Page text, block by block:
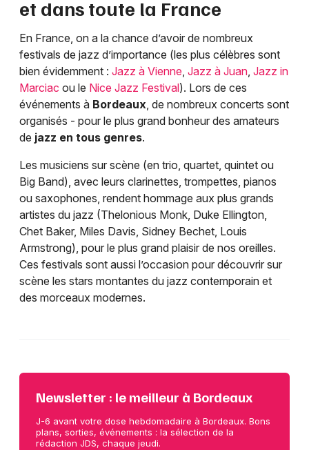
et dans toute la France
En France, on a la chance d’avoir de nombreux
festivals de jazz d’importance (les plus célèbres sont
bien évidemment : Jazz à Vienne, Jazz à Juan, Jazz in
Marciac ou le Nice Jazz Festival). Lors de ces
événements à Bordeaux, de nombreux concerts sont
organisés - pour le plus grand bonheur des amateurs
de jazz en tous genres.
Les musiciens sur scène (en trio, quartet, quintet ou
Big Band), avec leurs clarinettes, trompettes, pianos
ou saxophones, rendent hommage aux plus grands
artistes du jazz (Thelonious Monk, Duke Ellington,
Chet Baker, Miles Davis, Sidney Bechet, Louis
Armstrong), pour le plus grand plaisir de nos oreilles.
Ces festivals sont aussi l’occasion pour découvrir sur
scène les stars montantes du jazz contemporain et
des morceaux modernes.
Newsletter : le meilleur à Bordeaux
J-6 avant votre dose hebdomadaire à Bordeaux. Bons
plans, sorties, événements : la sélection de la
rédaction JDS, chaque jeudi.